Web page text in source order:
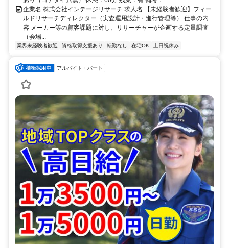
企業名 株式会社インテージリサーチ 求人名 【未経験者歓迎】フィー
ルドリサーチディレクター（実査運用設計・進行管理等） 仕事の内
容 メーカー等の顧客課題に対し、リサーチャーが企画する定量調査
（会場...
業界未経験者歓迎 資格取得支援あり 転勤なし 在宅OK 土日祝休み
アルバイト・パート